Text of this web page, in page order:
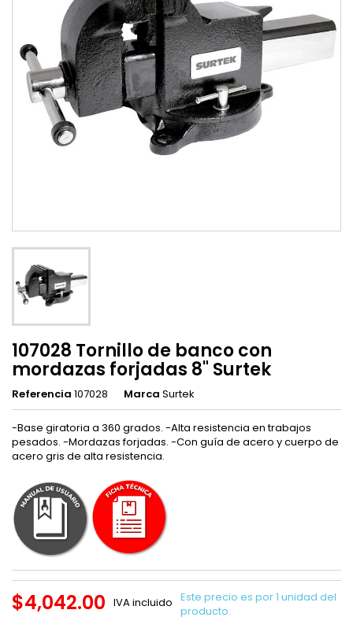
107028 Tornillo de banco con
mordazas forjadas 8" Surtek
Referencia 107028 Marca Surtek
-Base giratoria a 360 grados. -Alta resistencia en trabajos
pesados. -Mordazas forjadas. -Con guía de acero y cuerpo de
acero gris de alta resistencia.
$4,042.00 IVA incluido Este precio es por 1 unidad del
producto.